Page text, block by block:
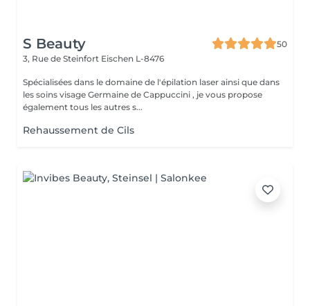
S Beauty
50
3, Rue de Steinfort Eischen L-8476
Spécialisées dans le domaine de l'épilation laser ainsi que dans
les soins visage Germaine de Cappuccini , je vous propose
également tous les autres s...
Rehaussement de Cils